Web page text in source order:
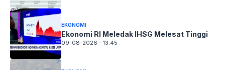
EKONOMI
Ekonomi RI Meledak IHSG Melesat Tinggi
09-08-2026 - 13.45